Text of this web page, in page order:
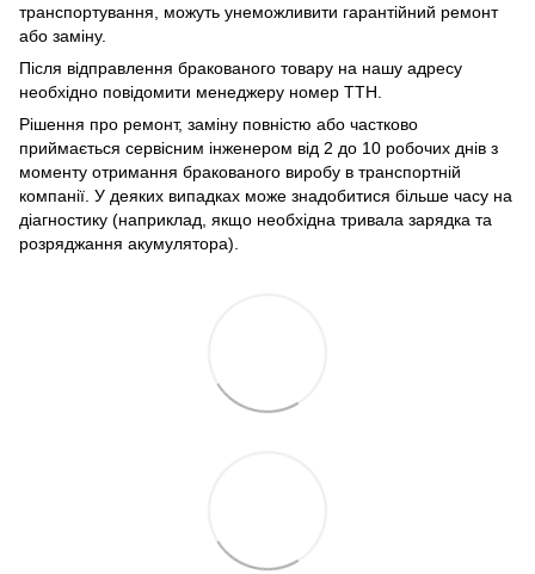
транспортування, можуть унеможливити гарантійний ремонт
або заміну.
Після відправлення бракованого товару на нашу адресу
необхідно повідомити менеджеру номер ТТН.
Рішення про ремонт, заміну повністю або частково
приймається сервісним інженером від 2 до 10 робочих днів з
моменту отримання бракованого виробу в транспортній
компанії. У деяких випадках може знадобитися більше часу на
діагностику (наприклад, якщо необхідна тривала зарядка та
розряджання акумулятора).